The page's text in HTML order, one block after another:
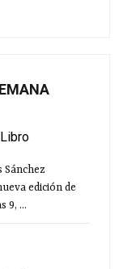
edición de
9, ...